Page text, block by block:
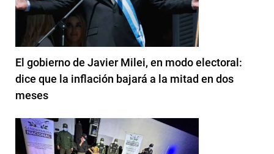
El gobierno de Javier Milei, en modo electoral:
dice que la inflación bajará a la mitad en dos
meses